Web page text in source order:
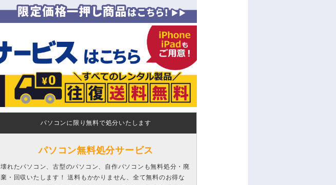
パソコンに限り無料で処分いたします
パソコン無料処分サービス
壊れたパソコン、古型のパソコン、自作パソコンも無料処分・廃
棄・回収いたします！ 送料もかかりません、全て無料のお得な